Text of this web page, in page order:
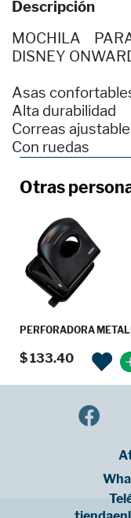
Descripción
MOCHILA
DISNEY
Asas
Alta durabilidad
Correas
Con ruedas
Otras
PERFORADORA
$ 133.40